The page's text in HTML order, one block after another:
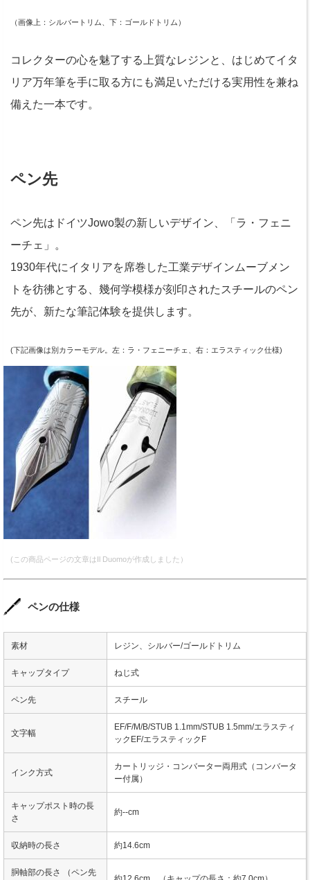
（画像上：シルバートリム、下：ゴールドトリム）
コレクターの心を魅了する上質なレジンと、はじめてイタ
リア万年筆を手に取る方にも満足いただける実用性を兼ね
備えた一本です。
ペン先
ペン先はドイツJowo製の新しいデザイン、「ラ・フェニ
ーチェ」。
1930年代にイタリアを席巻した工業デザインムーブメン
トを彷彿とする、幾何学模様が刻印されたスチールのペン
先が、新たな筆記体験を提供します。
(下記画像は別カラーモデル。左：ラ・フェニーチェ、右：エラスティック仕様)
(この商品ページの文章はIl Duomoが作成しました）
ペンの仕様
素材 レジン、シルバー/ゴールドトリム
キャップタイプ ねじ式
ペン先 スチール
文字幅
EF/F/M/B/STUB 1.1mm/STUB 1.5mm/エラスティ
ックEF/エラスティックF
インク方式
カートリッジ・コンバーター両用式（コンバータ
ー付属）
キャップポスト時の長
さ
約--cm
収納時の長さ 約14.6cm
胴軸部の長さ （ペン先